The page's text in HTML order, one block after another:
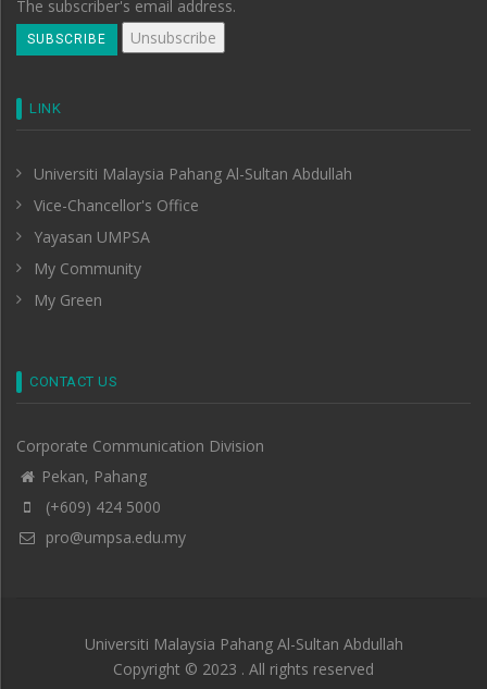
The subscriber's email address.
LINK
Universiti Malaysia Pahang Al-Sultan Abdullah
Vice-Chancellor's Office
Yayasan UMPSA
My Community
My Green
CONTACT US
Corporate Communication Division
Pekan, Pahang
(+609) 424 5000
pro@umpsa.edu.my
Universiti Malaysia Pahang Al-Sultan Abdullah
Copyright © 2023 . All rights reserved